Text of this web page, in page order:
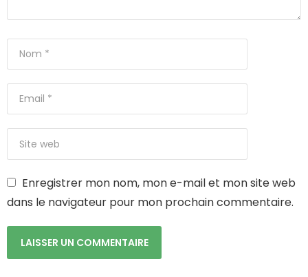
Enregistrer mon nom, mon e-mail et mon site web
dans le navigateur pour mon prochain commentaire.